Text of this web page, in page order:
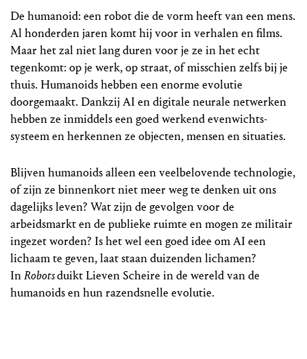
De humanoid: een robot die de vorm heeft van een mens.
Al honderden jaren komt hij voor in verhalen en films.
Maar het zal niet lang duren voor je ze in het echt
tegenkomt: op je werk, op straat, of misschien zelfs bij je
thuis. Humanoids hebben een enorme evolutie
doorgemaakt. Dankzij AI en digitale neurale netwerken
hebben ze inmiddels een goed werkend evenwichts-
systeem en herkennen ze objecten, mensen en situaties.
Blijven humanoids alleen een veelbelovende technologie,
of zijn ze binnenkort niet meer weg te denken uit ons
dagelijks leven? Wat zijn de gevolgen voor de
arbeidsmarkt en de publieke ruimte en mogen ze militair
ingezet worden? Is het wel een goed idee om AI een
lichaam te geven, laat staan duizenden lichamen?
InRobotsduikt Lieven Scheire in de wereld van de
humanoids en hun razendsnelle evolutie.